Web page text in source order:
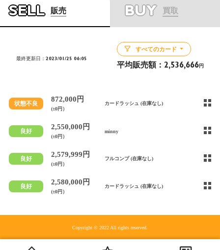
SELL 販売 BUY 買取
最終更新日：2023/01/25 06:05
すべてのカード
平均販売額： 2,536,666 円
状態不良
872,000円
(±0円）
カードラッシュ (在庫なし)
良好
2,550,000円
(±0円）
minny
良好
2,579,999円
(±0円）
フルコンプ (在庫なし)
良好
2,580,000円
(±0円）
カードラッシュ (在庫なし)
Copyright © 2022 All rights reserved.